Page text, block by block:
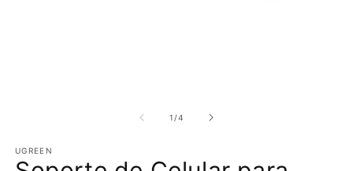
una
ventana
1 /de
4
UGREEN